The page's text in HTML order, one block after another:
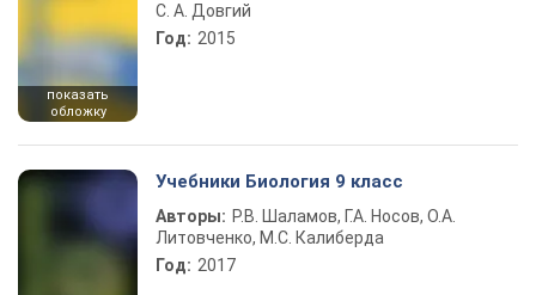
показать
обложку
С. А. Довгий
Год: 2015
Учебники Биология 9 класс
Авторы: Р.В. Шаламов, Г.А. Носов, О.А.
Литовченко, М.С. Калиберда
Год: 2017